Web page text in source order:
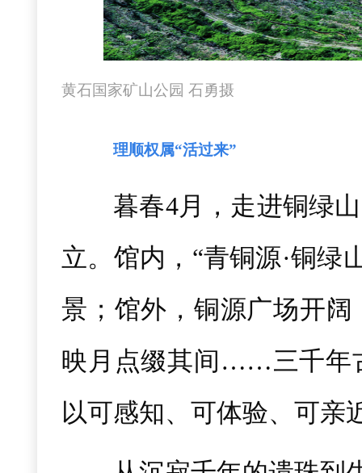
黄石国家矿山公园 石勇摄
理顺权属“活过来”
暮春4月，走进铜绿
立。馆内，“青铜源·铜绿
景；馆外，铜源广场开
映月点缀其间……三千年
以可感知、可体验、可亲